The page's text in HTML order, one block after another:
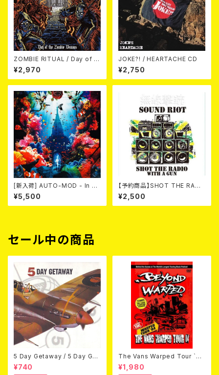
ZOMBIE RITUAL / Day of th
e Zombie Demons
¥2,970
JOKE?! / HEARTACHE CD
¥2,750
[新入荷] AUTO-MOD - In Th
e Wake Of KING AUTO-MO
D（CD+DVD/初回限定盤）
¥5,500
【予約商品】SHOT THE RADI
O WITH A GUN / SOUND RI
OT (CD)【8月８日発売】
¥2,500
セール中の商品
5 Day Getaway / 5 Day Get
away (CDEP)
¥740
The Vans Warped Tour `04
Beyond Warped (国内盤DV
D)
¥1,980